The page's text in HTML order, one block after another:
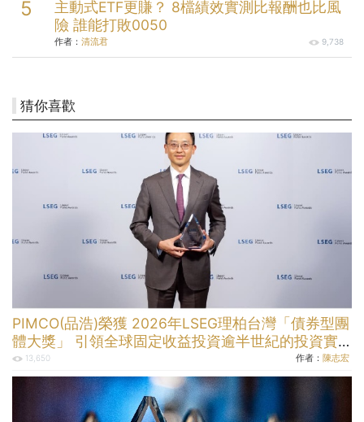
主動式ETF更賺？ 8檔績效實測比報酬也比風
險 誰能打敗0050
作者： 清流君 9,738
猜你喜歡
PIMCO(品浩)榮獲 2026年LSEG理柏台灣「債券型團
體大獎」 引領全球固定收益投資逾半世紀的投資實
力13,650 作者： 陳志宏